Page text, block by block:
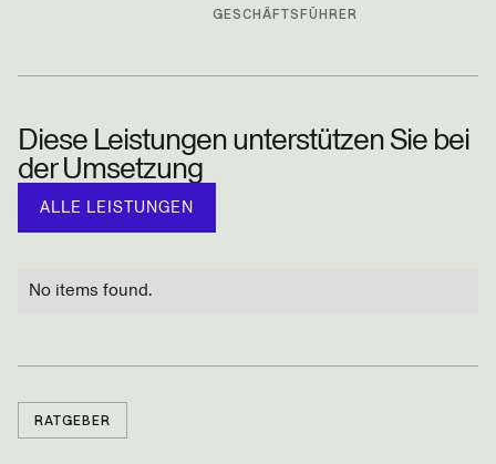
GESCHÄFTSFÜHRER
Diese Leistungen unterstützen Sie bei
der Umsetzung
ALLE LEISTUNGEN
No items found.
RATGEBER